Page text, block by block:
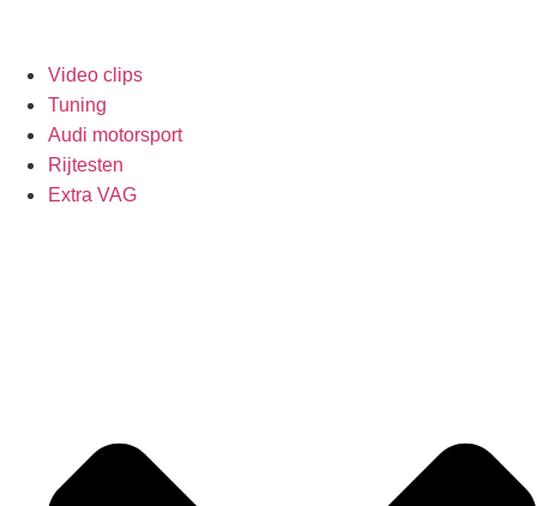
Video clips
Tuning
Audi motorsport
Rijtesten
Extra VAG